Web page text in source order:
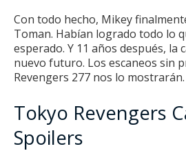
Con todo hecho, Mikey
Toman. Habían logrado todo lo
esperado. Y 11 años después, la
nuevo futuro. Los escaneos sin
Revengers 277 nos lo mostrarán.
Tokyo Revengers
Spoilers